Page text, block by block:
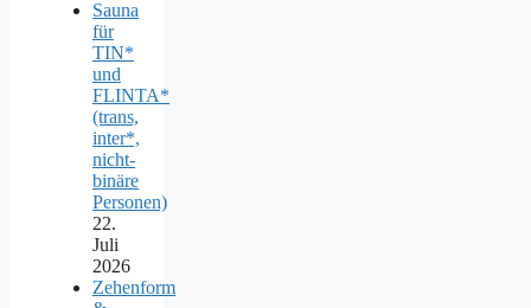
Sauna
für
TIN*
und
FLINTA*
(trans,
inter*,
nicht-
binäre
Personen)
22.
Juli
2026
Zehenform